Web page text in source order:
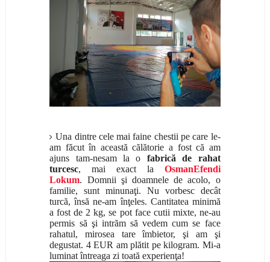
Una dintre cele mai faine chestii pe care le-
am făcut în această călătorie a fost că am
ajuns tam-nesam la o fabrică de rahat
turcesc, mai exact la OsmanEfendi
Lokum. Domnii şi doamnele de acolo, o
familie, sunt minunaţi. Nu vorbesc decât
turcă, însă ne-am înţeles. Cantitatea minimă
a fost de 2 kg, se pot face cutii mixte, ne-au
permis să şi intrăm să vedem cum se face
rahatul, mirosea tare îmbietor, şi am şi
degustat. 4 EUR am plătit pe kilogram. Mi-a
luminat întreaga zi toată experienţa!